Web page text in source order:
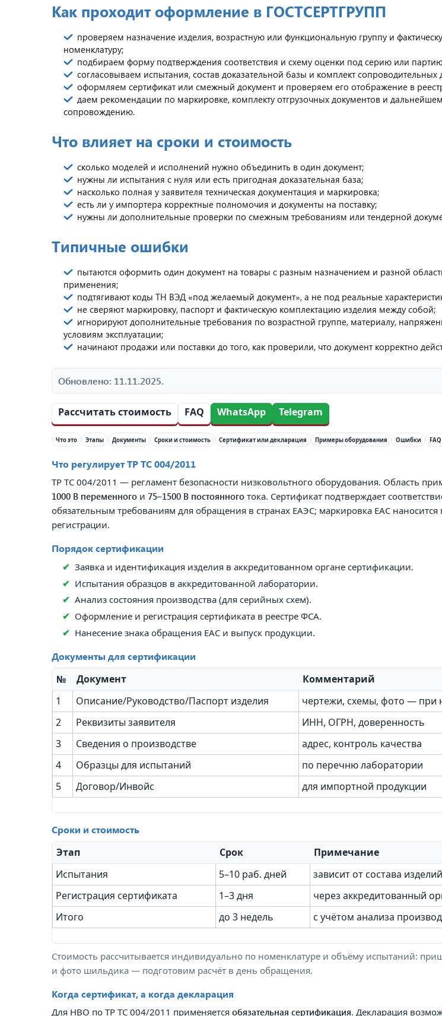
Как проходит оформление в ГОСТСЕРТГРУПП
проверяем назначение изделия, возрастную или функциональную группу и
номенклатуру;
подбираем форму подтверждения соответствия и схему оценки под серию или
согласовываем испытания, состав доказательной базы и комплект сопроводительных
оформляем сертификат или смежный документ и проверяем его отображение в
даем рекомендации по маркировке, комплекту отгрузочных документов и
сопровождению.
Что влияет на сроки и стоимость
сколько моделей и исполнений нужно объединить в один документ;
нужны ли испытания с нуля или есть пригодная доказательная база;
насколько полная у заявителя техническая документация и маркировка;
есть ли у импортера корректные полномочия и документы на поставку;
нужны ли дополнительные проверки по смежным требованиям или тендерной
Типичные ошибки
пытаются оформить один документ на товары с разным назначением и разной
применения;
подтягивают коды ТН ВЭД «под желаемый документ», а не под реальные
не сверяют маркировку, паспорт и фактическую комплектацию изделия между собой;
игнорируют дополнительные требования по возрастной группе, материалу,
условиям эксплуатации;
начинают продажи или поставки до того, как проверили, что документ корректно
Обновлено: 11.11.2025.
Рассчитать стоимость FAQ WhatsApp Telegram
Что это Этапы Документы Сроки и стоимость Сертификат или декларация Примеры оборудования Ошибки FAQ
Что регулирует ТР ТС 004/2011
ТР ТС 004/2011 — регламент безопасности низковольтного оборудования. Область
1000 В переменного и 75–1500 В постоянного тока. Сертификат подтверждает
обязательным требованиям для обращения в странах ЕАЭС; маркировка EAC наносится
регистрации.
Порядок сертификации
Заявка и идентификация изделия в аккредитованном органе сертификации.
Испытания образцов в аккредитованной лаборатории.
Анализ состояния производства (для серийных схем).
Оформление и регистрация сертификата в реестре ФСА.
Нанесение знака обращения EAC и выпуск продукции.
Документы для сертификации
№ Документ
Комментарий
1
Описание/Руководство/Паспорт изделия
чертежи, схемы, фото — при
2
Реквизиты заявителя
ИНН, ОГРН, доверенность
3
Сведения о производстве
адрес, контроль качества
4
Образцы для испытаний
по перечню лаборатории
5
Договор/Инвойс для импортной продукции
Сроки и стоимость
Этап Срок
Примечание
Испытания
5–10 раб. дней
зависит от состава изделий
Регистрация сертификата
1–3 дня
через аккредитованный
Итого
до 3 недель с учётом анализа
Стоимость рассчитывается индивидуально по номенклатуре и объёму испытаний:
и фото шильдика — подготовим расчёт в день обращения.
Когда сертификат, а когда декларация
Для НВО по ТР ТС 004/2011 применяется обязательная сертификация. Декларация
Автомобиль".